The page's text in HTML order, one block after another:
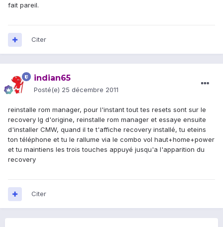
fait pareil.
Citer
indian65
Posté(e) 25 décembre 2011
reinstalle rom manager, pour l'instant tout tes resets sont sur le
recovery lg d'origine, reinstalle rom manager et essaye ensuite
d'installer CMW, quand il te t'affiche recovery installé, tu eteins
ton téléphone et tu le rallume via le combo vol haut+home+power
et tu maintiens les trois touches appuyé jusqu'a l'apparition du
recovery
Citer